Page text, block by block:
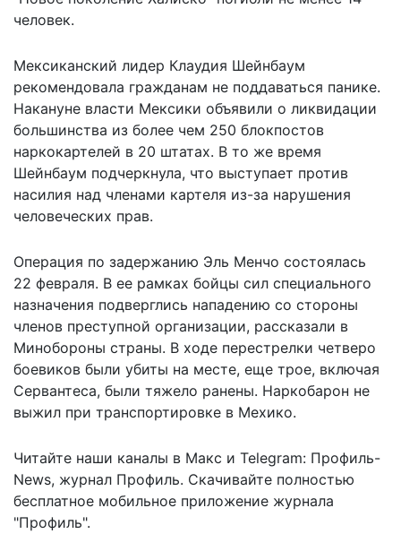
человек.
Мексиканский лидер Клаудия Шейнбаум
рекомендовала гражданам не поддаваться панике.
Накануне власти Мексики объявили о ликвидации
большинства из более чем 250 блокпостов
наркокартелей в 20 штатах. В то же время
Шейнбаум подчеркнула, что выступает против
насилия над членами картеля из-за нарушения
человеческих прав.
Операция по задержанию Эль Менчо состоялась
22 февраля. В ее рамках бойцы сил специального
назначения подверглись нападению со стороны
членов преступной организации, рассказали в
Минобороны страны. В ходе перестрелки четверо
боевиков были убиты на месте, еще трое, включая
Сервантеса, были тяжело ранены. Наркобарон не
выжил при транспортировке в Мехико.
Читайте наши каналы в Макс и Telegram: Профиль-
News, журнал Профиль. Скачивайте полностью
бесплатное мобильное приложение журнала
"Профиль".